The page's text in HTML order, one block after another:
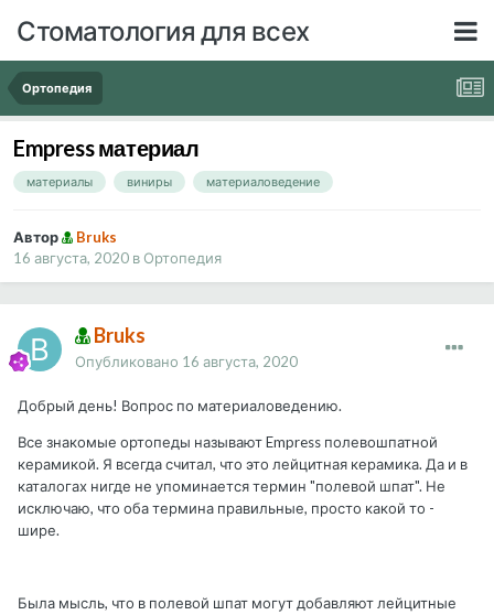
Стоматология для всех
Ортопедия
Empress материал
материалы виниры материаловедение
Автор
Bruks
16 августа, 2020 в Ортопедия
Bruks
Опубликовано 16 августа, 2020
Добрый день! Вопрос по материаловедению.
Все знакомые ортопеды называют Empress полевошпатной
керамикой. Я всегда считал, что это лейцитная керамика. Да и в
каталогах нигде не упоминается термин "полевой шпат". Не
исключаю, что оба термина правильные, просто какой то -
шире.
Была мысль, что в полевой шпат могут добавляют лейцитные